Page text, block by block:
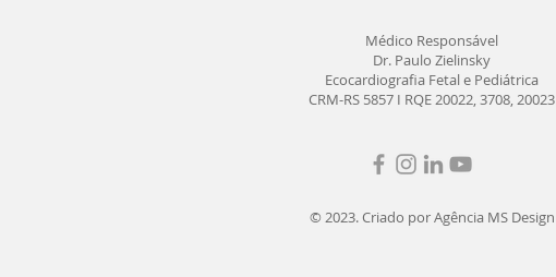
Médico Responsável
Dr. Paulo Zielinsky
Ecocardiografia Fetal e Pediátrica
CRM-RS 5857 I RQE 20022, 3708, 20023
© 2023. Criado por Agência MS Design